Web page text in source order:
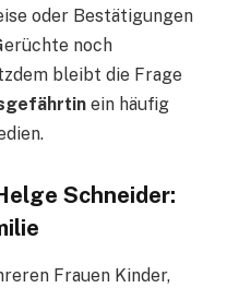
oder Bestätigungen
noch
bleibt die Frage
ein häufig
Schneider:
Frauen Kinder,